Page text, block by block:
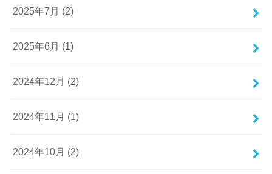
2025年7月 (2)
2025年6月 (1)
2024年12月 (2)
2024年11月 (1)
2024年10月 (2)